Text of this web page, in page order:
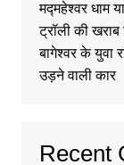
मद्महेश्वर धाम
ट्रॉली की
बागेश्वर के युवा
उड़ने वाली कार
Recent